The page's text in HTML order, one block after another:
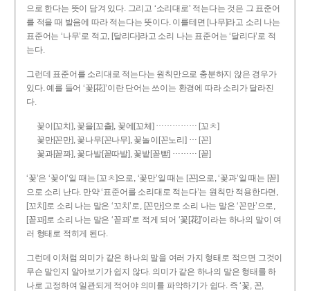
으로 한다는 뜻이 담겨 있다. 그리고 ‘소리대로’ 적는다는 것은 그 표준어
를 적을 때 발음에 따라 적는다는 뜻이다. 이를테면 [나무]라고 소리 나는
표준어는 ‘나무’로 적고, [달리다]라고 소리 나는 표준어는 ‘달리다’로 적
는다.
그런데 표준어를 소리대로 적는다는 원칙만으로 충분하지 않은 경우가
있다. 예를 들어 ‘꽃[花]’이란 단어는 쓰이는 환경에 따라 소리가 달라진
다.
꽃이[꼬치], 꽃을[꼬츨], 꽃에[꼬체] …………… [꼬ㅊ]
꽃만[꼰만], 꽃나무[꼰나무], 꽃놀이[꼰노리] … [꼰]
꽃과[꼳꽈], 꽃다발[꼳따발], 꽃밭[꼳빧] ……… [꼳]
‘꽃’은 ‘꽃이’일 때는 [꼬ㅊ]으로, ‘꽃만’일 때는 [꼰]으로, ‘꽃과’일 때는 [꼳]
으로 소리 난다. 만약 ‘표준어를 소리대로 적는다’는 원칙만 적용한다면,
[꼬치]로 소리 나는 말은 ‘꼬치’로, [꼰만]으로 소리 나는 말은 ‘꼰만’으로,
[꼳꽈]로 소리 나는 말은 ‘꼳꽈’로 적게 되어 ‘꽃[花]’이라는 하나의 말이 여
러 형태로 적히게 된다.
그런데 이처럼 의미가 같은 하나의 말을 여러 가지 형태로 적으면 그것이
무슨 말인지 알아보기가 쉽지 않다. 의미가 같은 하나의 말은 형태를 하
나로 고정하여 일관되게 적어야 의미를 파악하기가 쉽다. 즉 ‘꽃, 꼰,